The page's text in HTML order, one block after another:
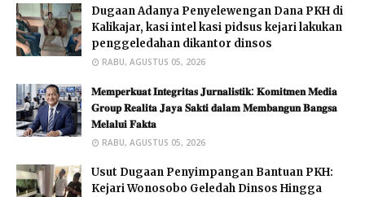
Dugaan Adanya Penyelewengan Dana PKH di
Kalikajar, kasi intel kasi pidsus kejari lakukan
penggeledahan dikantor dinsos
RABU, AGUSTUS 05, 2026
𝐌𝐞𝐦𝐩𝐞𝐫𝐤𝐮𝐚𝐭 𝐈𝐧𝐭𝐞𝐠𝐫𝐢𝐭𝐚𝐬 𝐉𝐮𝐫𝐧𝐚𝐥𝐢𝐬𝐭𝐢𝐤: 𝐊𝐨𝐦𝐢𝐭𝐦𝐞𝐧 𝐌𝐞𝐝𝐢𝐚
𝐆𝐫𝐨𝐮𝐩 𝐑𝐞𝐚𝐥𝐢𝐭𝐚 𝐉𝐚𝐲𝐚 𝐒𝐚𝐤𝐭𝐢 𝐝𝐚𝐥𝐚𝐦 𝐌𝐞𝐦𝐛𝐚𝐧𝐠𝐮𝐧 𝐁𝐚𝐧𝐠𝐬𝐚
𝐌𝐞𝐥𝐚𝐥𝐮𝐢 𝐅𝐚𝐤𝐭𝐚 ​
RABU, AGUSTUS 05, 2026
Usut Dugaan Penyimpangan Bantuan PKH:
Kejari Wonosobo Geledah Dinsos Hingga